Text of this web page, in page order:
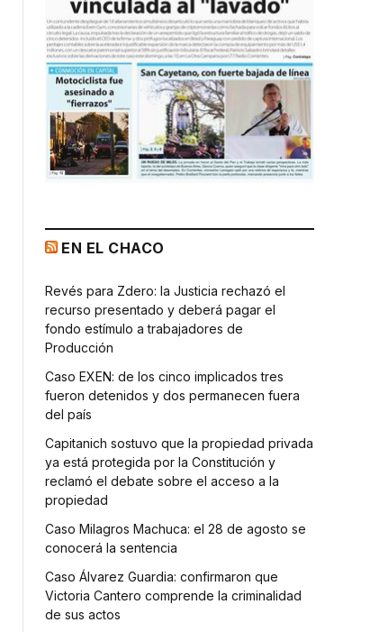
EN EL CHACO
Revés para Zdero: la Justicia rechazó el
recurso presentado y deberá pagar el
fondo estímulo a trabajadores de
Producción
Caso EXEN: de los cinco implicados tres
fueron detenidos y dos permanecen fuera
del país
Capitanich sostuvo que la propiedad privada
ya está protegida por la Constitución y
reclamó el debate sobre el acceso a la
propiedad
Caso Milagros Machuca: el 28 de agosto se
conocerá la sentencia
Caso Álvarez Guardia: confirmaron que
Victoria Cantero comprende la criminalidad
de sus actos